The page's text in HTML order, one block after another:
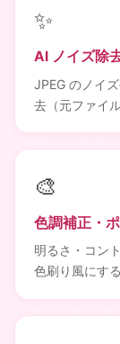
✨
AI ノイズ除
JPEG のノイ
去（元ファイ
🎨
色調補正・
明るさ・コン
色刷り風にす